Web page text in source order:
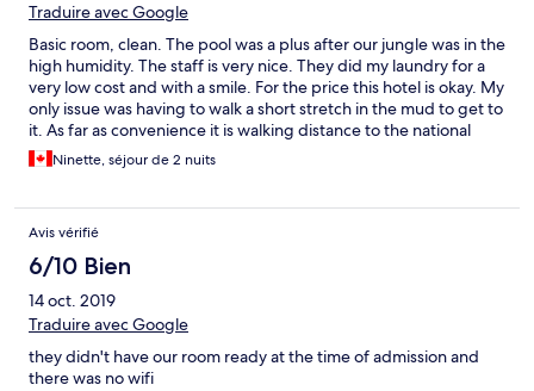
Traduire avec Google
Basic room, clean. The pool was a plus after our jungle was in the
high humidity. The staff is very nice. They did my laundry for a
very low cost and with a smile. For the price this hotel is okay. My
only issue was having to walk a short stretch in the mud to get to
it. As far as convenience it is walking distance to the national
park and to the many restaurants and shops.
Ninette, séjour de 2 nuits
Avis vérifié
6/10 Bien
14 oct. 2019
Traduire avec Google
they didn't have our room ready at the time of admission and
there was no wifi